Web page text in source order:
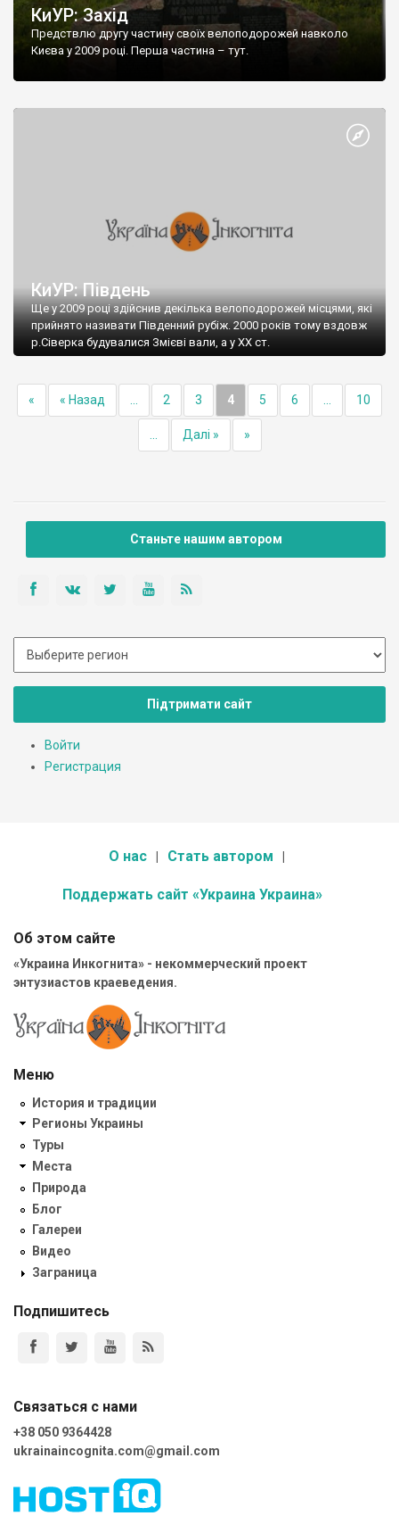
КиУР: Захід
Предствлю другу частину своїх велоподорожей навколо
Києва у 2009 році. Перша частина – тут.
КиУР: Південь
Ще у 2009 році здійснив декілька велоподорожей місцями, які
прийнято називати Південний рубіж. 2000 років тому вздовж
р.Сіверка будувалися Змієві вали, а у ХХ ст.
« « Назад ... 2 3 4 5 6 ... 10
... Далі » »
Станьте нашим автором
Підтримати сайт
Войти
Регистрация
О нас Стать автором
Поддержать сайт «Украина Украина»
Об этом сайте
«Украина Инкогнита» - некоммерческий проект
энтузиастов краеведения.
Меню
История и традиции
Регионы Украины
Туры
Места
Природа
Блог
Галереи
Видео
Заграница
Подпишитесь
Связаться с нами
+38 050 9364428
ukrainaincognita.com@gmail.com